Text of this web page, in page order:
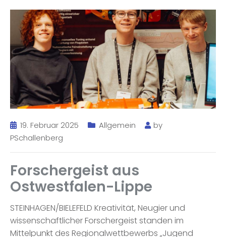
19. Februar 2025 Allgemein
by
PSchallenberg
Forschergeist aus
Ostwestfalen-Lippe
STEINHAGEN/BIELEFELD Kreativität, Neugier und
wissenschaftlicher Forschergeist standen im
Mittelpunkt des Regionalwettbewerbs „Jugend